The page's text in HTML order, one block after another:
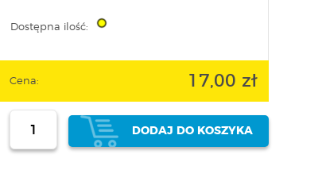
Dostępna ilość:
Cena: 17,00 zł
DODAJ DO KOSZYKA